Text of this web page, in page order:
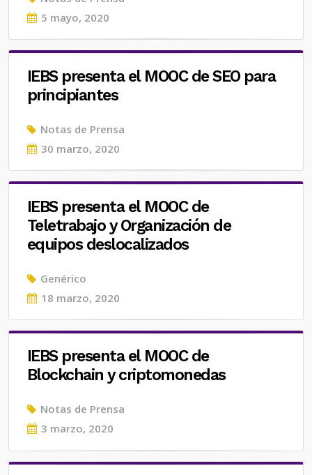
Posted
5 mayo, 2020
IEBS presenta el MOOC de SEO para
principiantes
Notas de Prensa
Posted
30 marzo, 2020
IEBS presenta el MOOC de
Teletrabajo y Organización de
equipos deslocalizados
Genérico
Posted
18 marzo, 2020
IEBS presenta el MOOC de
Blockchain y criptomonedas
Notas de Prensa
Posted
3 marzo, 2020